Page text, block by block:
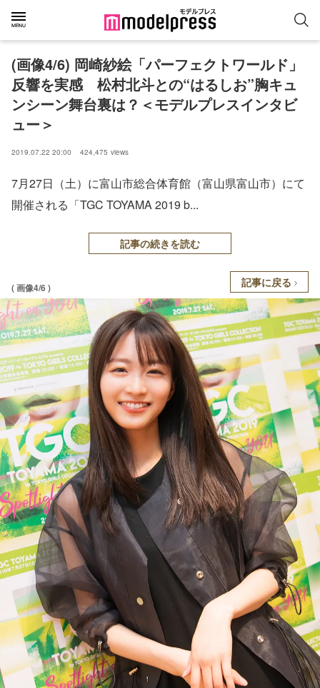
(画像4/6) 岡崎紗絵「パーフェクトワールド」
反響を実感 松村北斗との“はるしお”胸キュ
ンシーン舞台裏は？＜モデルプレスインタビ
ュー＞
2019.07.22 20:00 424,475 views
7月27日（土）に富山市総合体育館（富山県富山市）にて
開催される「TGC TOYAMA 2019 b...
記事の続きを読む
( 画像4/6 ) 記事に戻る